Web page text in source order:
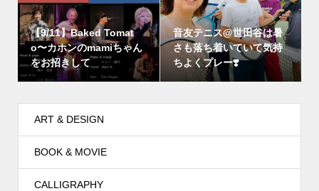
【9/11】Baked Tomat
o〜カホンのmamiちゃん
をお招きして
音友テニス@世田谷は暑
さも落ち着いていて気持
ちよくプレー❣️
ART & DESIGN
BOOK & MOVIE
CALLIGRAPHY